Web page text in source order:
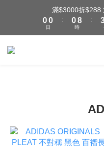
全館滿
滿$3000折$288
0
1
0
日
:
1
0
9
8
7
時
:
全館滿